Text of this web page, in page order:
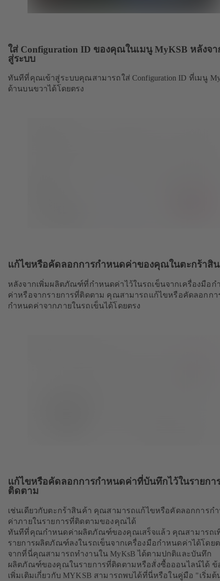
ใส่ Configuration ID ของคุณในเมนู MyKSB หลังจา
สู่ระบบ
ทันทีที่คุณเข้าสู่ระบบคุณสามารถใส่ Configuration ID ที่เมนู
ด้านบนขวาได้โดยตรง
แก้ไขหรือคัดลอกการกำหนดค่าของคุณในตะกร้าสิ
หลังจากเพิ่มผลิตภัณฑ์ที่กำหนดค่าไว้ในรถเข็นจากเครื่องมือก
ค่าหรือจากรายการที่ติดตาม คุณสามารถแก้ไขหรือคัดลอกกา
กำหนดค่าจากภายในรถเข็นได้โดยตรง
แก้ไขหรือคัดลอกการกำหนดค่าที่บันทึกไว้ในรายกา
ติดตาม
เช่นเดียวกับตะกร้าสินค้า คุณสามารถแก้ไขหรือคัดลอกการก
ค่าภายในรายการที่ติดตามของคุณได้
ทันทีที่คุณกำหนดค่าผลิตภัณฑ์ของคุณเสร็จแล้ว คุณสามารถเ
รายการผลิตภัณฑ์ลงในรถเข็นจากเครื่องมือกำหนดค่าได้โดย
จากที่นี่คุณสามารถทำงานใน MyKsB ได้ตามปกติและบันทึก
ผลิตภัณฑ์ของคุณในรายการที่ติดตามหรือสั่งซื้อออนไลน์ได้ ข้
เพิ่มเติมเกี่ยวกับ MYKSB สามารถพบได้ที่นี่หรือในคู่มือ "เริ่มต้